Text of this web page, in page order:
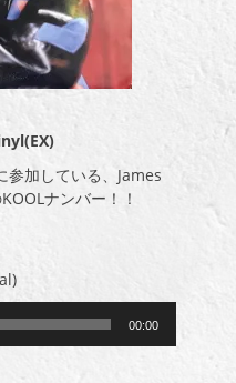
加している、James
ナンバー！！
00:00